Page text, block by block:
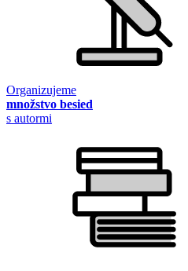
Organizujeme
množstvo besied
s autormi